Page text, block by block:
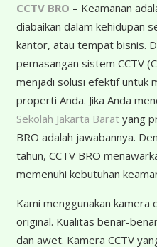
CCTV BRO – Keamanan
diabaikan dalam kehidupan
kantor, atau tempat bisnis.
pemasangan sistem CCTV
menjadi solusi efektif untuk
properti Anda. Jika Anda
Sekolah Jakarta Barat yang
BRO adalah jawabannya.
tahun, CCTV BRO
memenuhi kebutuhan
Kami menggunakan kamera
original. Kualitas benar-
dan awet. Kamera CCTV